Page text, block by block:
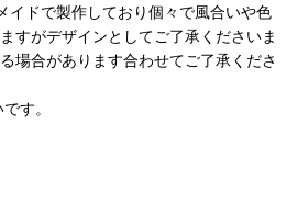
イドで製作しており個々で風合いや色
すがデザインとしてご了承くださいま
場合があります合わせてご了承くださ
す。